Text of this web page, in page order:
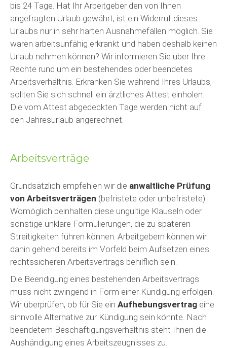
bis 24 Tage. Hat Ihr Arbeitgeber den von Ihnen
angefragten Urlaub gewährt, ist ein Widerruf dieses
Urlaubs nur in sehr harten Ausnahmefällen möglich. Sie
waren arbeitsunfähig erkrankt und haben deshalb keinen
Urlaub nehmen können? Wir informieren Sie über Ihre
Rechte rund um ein bestehendes oder beendetes
Arbeitsverhältnis. Erkranken Sie während Ihres Urlaubs,
sollten Sie sich schnell ein ärztliches Attest einholen.
Die vom Attest abgedeckten Tage werden nicht auf
den Jahresurlaub angerechnet.
Arbeitsverträge
Grundsätzlich empfehlen wir die anwaltliche Prüfung
von Arbeitsverträgen (befristete oder unbefristete).
Womöglich beinhalten diese ungültige Klauseln oder
sonstige unklare Formulierungen, die zu späteren
Streitigkeiten führen können. Arbeitgebern können wir
dahin gehend bereits im Vorfeld beim Aufsetzen eines
rechtssicheren Arbeitsvertrags behilflich sein.
Die Beendigung eines bestehenden Arbeitsvertrags
muss nicht zwingend in Form einer Kündigung erfolgen.
Wir überprüfen, ob für Sie ein Aufhebungsvertrag eine
sinnvolle Alternative zur Kündigung sein könnte. Nach
beendetem Beschäftigungsverhältnis steht Ihnen die
Aushändigung eines Arbeitszeugnisses zu.